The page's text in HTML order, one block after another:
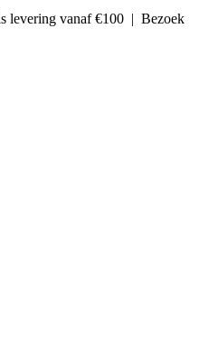
levering vanaf €100 | Bezoek